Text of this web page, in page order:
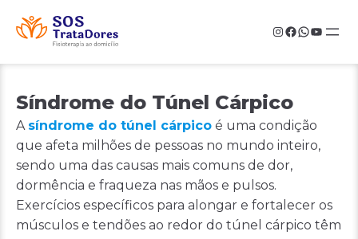
content
Instagram
Facebook
Síndrome do Túnel Cárpico
A síndrome do túnel cárpico é uma condição
que afeta milhões de pessoas no mundo inteiro,
sendo uma das causas mais comuns de dor,
dormência e fraqueza nas mãos e pulsos.
Exercícios específicos para alongar e fortalecer os
músculos e tendões ao redor do túnel cárpico têm